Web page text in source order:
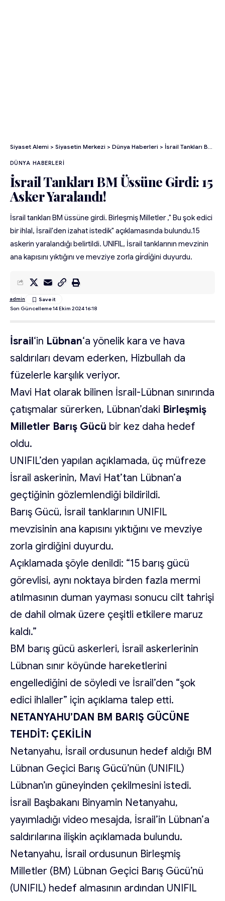
Siyaset Alemi > Siyasetin Merkezi > Dünya Haberleri > İsrail Tankları BM Üssüne Girdi: 15 Asker Yaralandı!
DÜNYA HABERLERI
İsrail Tankları BM Üssüne Girdi: 15
Asker Yaralandı!
İsrail tankları BM üssüne girdi. Birleşmiş Milletler ," Bu şok edici
bir ihlal, İsrail'den izahat istedik" açıklamasında bulundu.15
askerin yaralandığı belirtildi. UNIFIL, İsrail tanklarının mevzinin
ana kapısını yıktığını ve mevziye zorla gi̇rdi̇ğini duyurdu.
Son Güncelleme 14 Ekim 2024 16:18
admin
İsrail‘in Lübnan‘a yönelik kara ve hava
saldırıları devam ederken, Hizbullah da
füzelerle karşılık veriyor.
Mavi Hat olarak bilinen İsrail-Lübnan sınırında
çatışmalar sürerken, Lübnan’daki Birleşmiş
Milletler Barış Gücü bir kez daha hedef
oldu.
UNIFIL’den yapılan açıklamada, üç müfreze
İsrail askerinin, Mavi Hat’tan Lübnan’a
geçtiğinin gözlemlendiği bildirildi.
Barış Gücü, İsrail tanklarının UNIFIL
mevzisinin ana kapısını yıktığını ve mevziye
zorla girdiğini duyurdu.
Açıklamada şöyle denildi: “15 barış gücü
görevlisi, aynı noktaya birden fazla mermi
atılmasının duman yayması sonucu cilt tahrişi
de dahil olmak üzere çeşitli etkilere maruz
kaldı.”
BM barış gücü askerleri, İsrail askerlerinin
Lübnan sınır köyünde hareketlerini
engellediğini de söyledi ve İsrail’den “şok
edici ihlaller” için açıklama talep etti.
NETANYAHU’DAN BM BARIŞ GÜCÜNE
TEHDİT: ÇEKİLİN
Netanyahu, İsrail ordusunun hedef aldığı BM
Lübnan Geçici Barış Gücü’nün (UNIFIL)
Lübnan’ın güneyinden çekilmesini istedi.
İsrail Başbakanı Binyamin Netanyahu,
yayımladığı video mesajda, İsrail’in Lübnan’a
saldırılarına ilişkin açıklamada bulundu.
Netanyahu, İsrail ordusunun Birleşmiş
Milletler (BM) Lübnan Geçici Barış Gücü’nü
(UNIFIL) hedef almasının ardından UNIFIL